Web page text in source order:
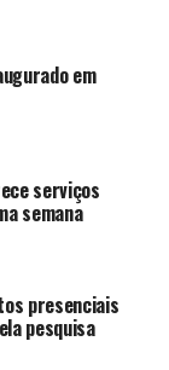
em
serviços
semana
presenciais
pesquisa